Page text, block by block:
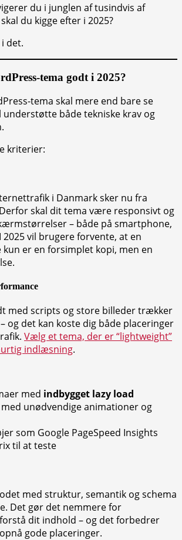
du i junglen af tusindvis af
du kigge efter i 2025?
det.
tema godt i 2025?
tema skal mere end bare se
både tekniske krav og
kriterier:
i Danmark sker nu fra
skal dit tema være responsivt og
– både på smartphone,
vil brugere forvente, at en
er en forsimplet kopi, men en
med scripts og store billeder trækker
og det kan koste dig både placeringer
Vælg et tema, der er “lightweight”
indlæsning.
med indbygget lazy load
unødvendige animationer og
som Google PageSpeed Insights
til at teste
med struktur, semantik og schema
Det gør det nemmere for
dit indhold – og det forbedrer
gode placeringer.